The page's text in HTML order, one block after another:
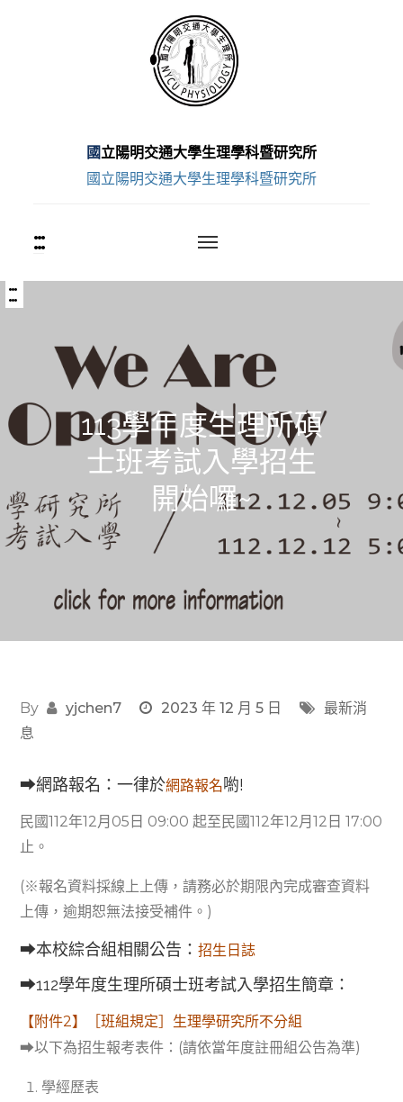
國立陽明交通大學生理學科暨研究所
國立陽明交通大學生理學科暨研究所
:::上
方
:::中
央
113學年度生理所碩
士班考試入學招生
開始囉~
By yjchen7 2023 年 12 月 5 日
最新消
息
➡網路報名：一律於網路報名喲!
民國112年12月05日 09:00 起至民國112年12月12日 17:00
止。
(※報名資料採線上上傳，請務必於期限內完成審查資料
上傳，逾期恕無法接受補件。)
➡本校綜合組相關公告：招生日誌
➡112學年度生理所碩士班考試入學招生簡章：
【附件2】［班組規定］生理學研究所不分組
➡以下為招生報考表件：(請依當年度註冊組公告為準)
學經歷表